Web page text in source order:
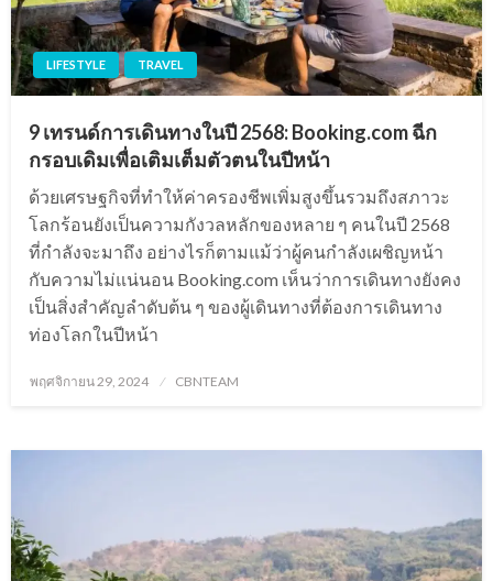
LIFESTYLE TRAVEL
9 เทรนด์การเดินทางในปี 2568: Booking.com ฉีก
กรอบเดิมเพื่อเติมเต็มตัวตนในปีหน้า
ด้วยเศรษฐกิจที่ทำให้ค่าครองชีพเพิ่มสูงขึ้นรวมถึงสภาวะ
โลกร้อนยังเป็นความกังวลหลักของหลาย ๆ คนในปี 2568
ที่กำลังจะมาถึง อย่างไรก็ตามแม้ว่าผู้คนกำลังเผชิญหน้า
กับความไม่แน่นอน Booking.com เห็นว่าการเดินทางยังคง
เป็นสิ่งสำคัญลำดับต้น ๆ ของผู้เดินทางที่ต้องการเดินทาง
ท่องโลกในปีหน้า
Posted
พฤศจิกายน 29, 2024 CBNTEAM